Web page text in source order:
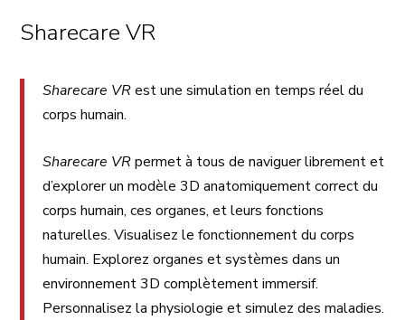
Sharecare VR
Sharecare VR est une simulation en temps réel du
corps humain.
Sharecare VR permet à tous de naviguer librement et
d’explorer un modèle 3D anatomiquement correct du
corps humain, ces organes, et leurs fonctions
naturelles. Visualisez le fonctionnement du corps
humain. Explorez organes et systèmes dans un
environnement 3D complètement immersif.
Personnalisez la physiologie et simulez des maladies.